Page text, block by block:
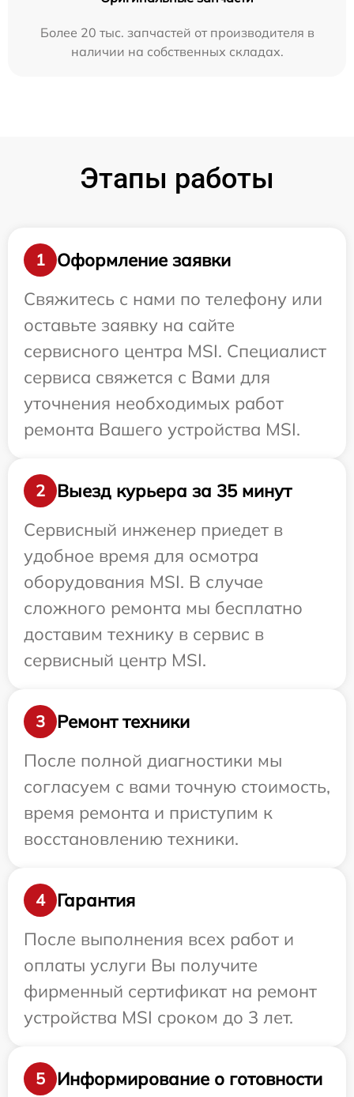
Более 20 тыс. запчастей от производителя в
наличии на собственных складах.
Этапы работы
1
Оформление заявки
Свяжитесь с нами по телефону или
оставьте заявку на сайте
сервисного центра MSI. Специалист
сервиса свяжется с Вами для
уточнения необходимых работ
ремонта Вашего устройства MSI.
2
Выезд курьера за 35 минут
Сервисный инженер приедет в
удобное время для осмотра
оборудования MSI. В случае
сложного ремонта мы бесплатно
доставим технику в сервис в
сервисный центр MSI.
3
Ремонт техники
После полной диагностики мы
согласуем с вами точную стоимость,
время ремонта и приступим к
восстановлению техники.
4
Гарантия
После выполнения всех работ и
оплаты услуги Вы получите
фирменный сертификат на ремонт
устройства MSI сроком до 3 лет.
5 Информирование о готовности